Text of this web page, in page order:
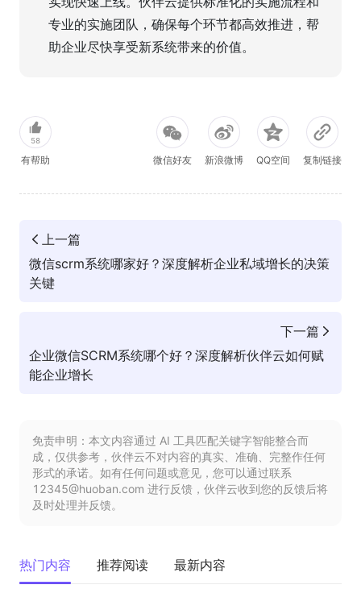
专业的实施团队，确保每个环节都高效推进，帮
助企业尽快享受新系统带来的价值。
58
有帮助 微信好友 新浪微博 QQ空间 复制链接
上一篇
微信scrm系统哪家好？深度解析企业私域增长的决策
关键
下一篇
企业微信SCRM系统哪个好？深度解析伙伴云如何赋
能企业增长
免责申明：本文内容通过 AI 工具匹配关键字智能整合而
成，仅供参考，伙伴云不对内容的真实、准确、完整作任何
形式的承诺。如有任何问题或意见，您可以通过联系
12345@huoban.com 进行反馈，伙伴云收到您的反馈后将
及时处理并反馈。
热门内容 推荐阅读 最新内容